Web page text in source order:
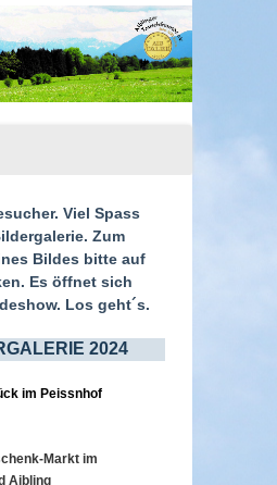
Viel Spass
Zum
Bildes bitte auf
Es öffnet sich
Los geht´s.
2024
im Peissnhof
Markt im
Aibling